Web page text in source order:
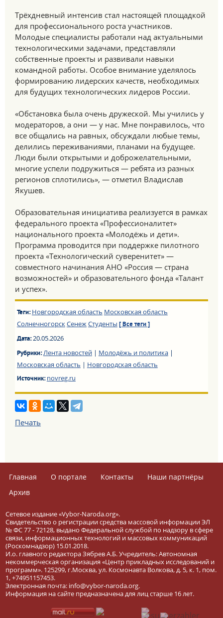
Трёхдневный интенсив стал настоящей площадкой
для профессионального роста участников.
Молодые специалисты работали над актуальными
технологическими задачами, представляли
собственные проекты и развивали навыки
командной работы. Особое внимание уделялось
формированию лидерских качеств, необходимых
для будущих технологических лидеров России.
«Обстановка была очень дружеской. Мы учились у
модераторов, а они — у нас. Мне понравилось, что
все общались на равных, обсуждали любые темы,
делились переживаниями, планами на будущее.
Люди были открытыми и доброжелательными,
многие успели подружиться — ребята из разных
регионов сплотились», — отметил Владислав
Якушев.
Образовательная инициатива реализуется в рамках
федерального проекта «Профессионалитет»
национального проекта «Молодёжь и дети».
Программа проводится при поддержке пилотного
проекта «Технологический суверенитет» —
совместного начинания АНО «Россия — страна
возможностей» и образовательного фонда «Талант
и успех».
Теги: Новгородская область Московская область
СолнечногорскСенежСтуденты [ Все теги ]
Дата:20.05.2026
Рубрики:Лента новостей| Молодёжь и политика|
Московская область | Новгородская область
Источник:novreg.ru
Печать
Главная О портале Контакты
Наши партнёры
Архив
Сетевое издание «Vybor-Naroda.org».
Свидетельство о регистрации средства массовой информации ЭЛ
№ ФС 77 - 72128, выдано Федеральной службой по надзору в сфере
связи, информационных технологий и массовых коммуникаций
(Роскомнадзор) 15.01.2018.
И.о. главного редактора Зябрев А.Б. Учредитель: Автономная
некоммерческая организация «Центр прикладных исследований и
программ». 125299, г.Москва, ул. Космонавта Волкова, д. 5, к. 1, пом.
1, +74951157453.
Электронная почта: info@vybor-naroda.org.
Информация на сайте предназначена для лиц старше 16 лет.